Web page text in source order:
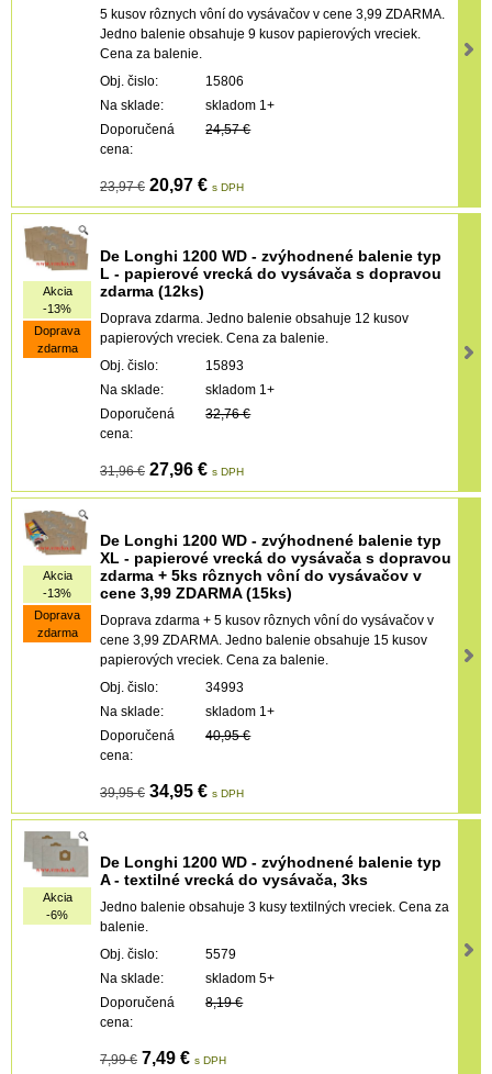
5 kusov rôznych vôní do vysávačov v cene 3,99 ZDARMA.
Jedno balenie obsahuje 9 kusov papierových vreciek.
Cena za balenie.
Obj. čislo:
15806
Na sklade:
skladom 1+
Doporučená
cena:
24,57 €
23,97 € 20,97 € s DPH
Akcia
-13%
Doprava
zdarma
De Longhi 1200 WD - zvýhodnené balenie typ
L - papierové vrecká do vysávača s dopravou
zdarma (12ks)
Doprava zdarma. Jedno balenie obsahuje 12 kusov
papierových vreciek. Cena za balenie.
Obj. čislo:
15893
Na sklade:
skladom 1+
Doporučená
cena:
32,76 €
31,96 € 27,96 € s DPH
Akcia
-13%
Doprava
zdarma
De Longhi 1200 WD - zvýhodnené balenie typ
XL - papierové vrecká do vysávača s dopravou
zdarma + 5ks rôznych vôní do vysávačov v
cene 3,99 ZDARMA (15ks)
Doprava zdarma + 5 kusov rôznych vôní do vysávačov v
cene 3,99 ZDARMA. Jedno balenie obsahuje 15 kusov
papierových vreciek. Cena za balenie.
Obj. čislo:
34993
Na sklade:
skladom 1+
Doporučená
cena:
40,95 €
39,95 € 34,95 € s DPH
Akcia
-6%
De Longhi 1200 WD - zvýhodnené balenie typ
A - textilné vrecká do vysávača, 3ks
Jedno balenie obsahuje 3 kusy textilných vreciek. Cena za
balenie.
Obj. čislo:
5579
Na sklade:
skladom 5+
Doporučená
cena:
8,19 €
7,99 € 7,49 € s DPH